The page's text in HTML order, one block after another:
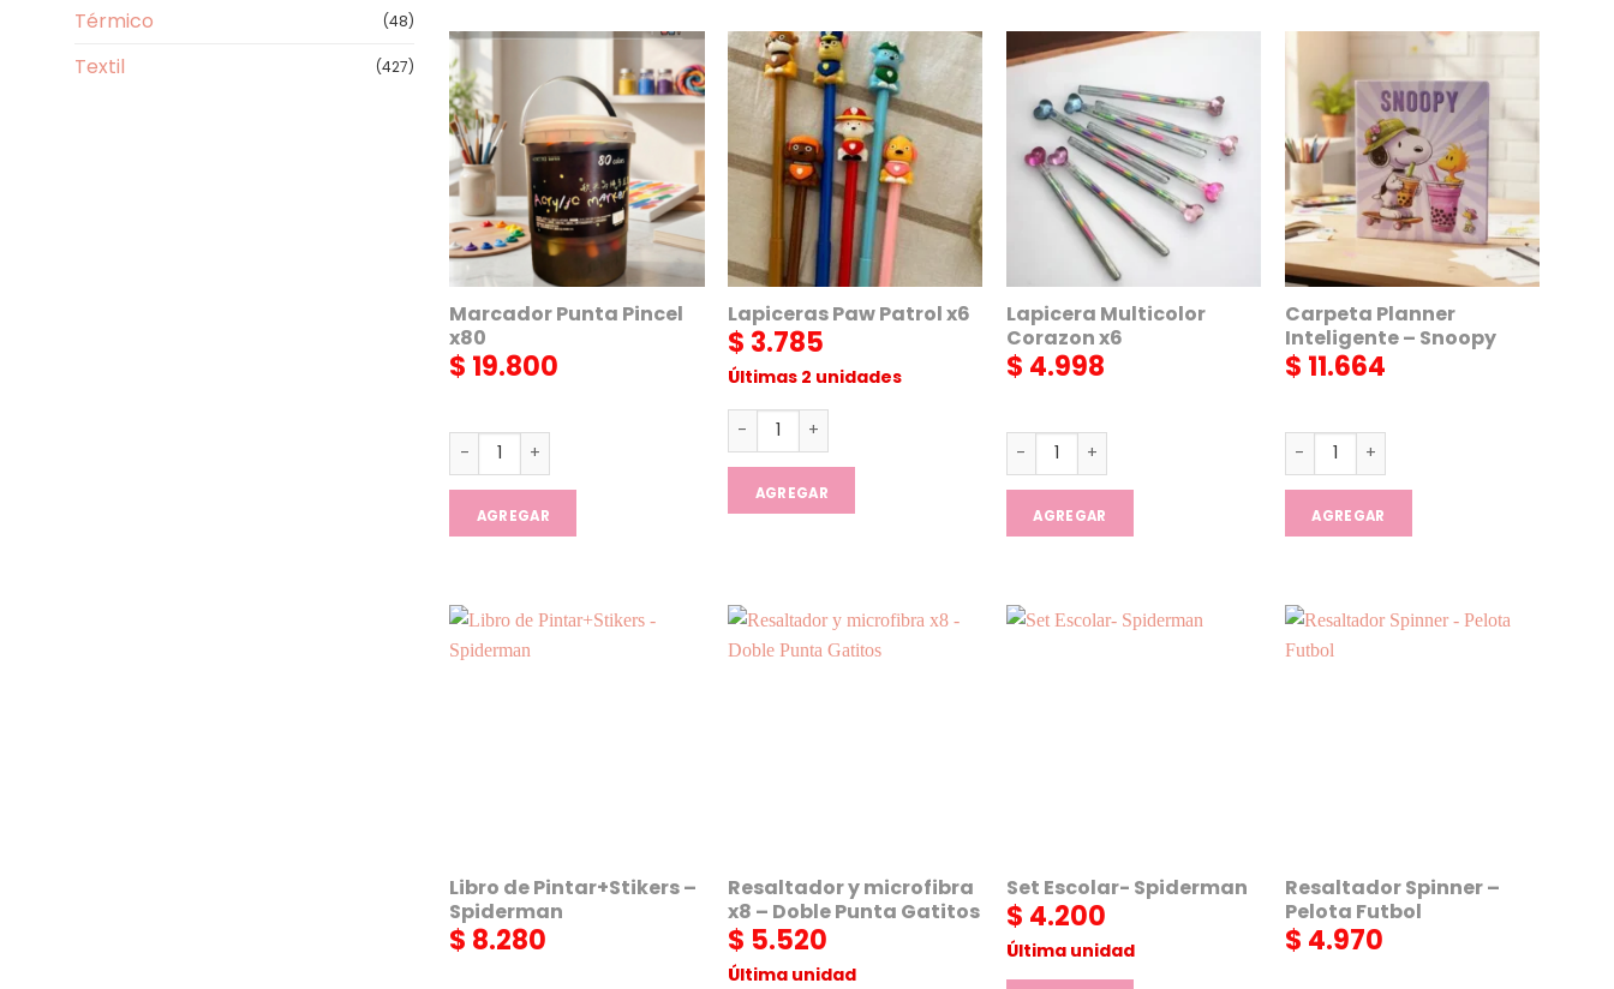
Térmico (48)
Textil (427)
Marcador Punta Pincel
x80
$ 19.800
Marcador Punta Pincel x80 cantidad
AGREGAR
Lapiceras Paw Patrol x6
$ 3.785
Últimas 2 unidades
Lapiceras Paw Patrol x6 cantidad
AGREGAR
Lapicera Multicolor
Corazon x6
$ 4.998
Lapicera Multicolor Corazon x6 cantidad
AGREGAR
Carpeta Planner
Inteligente – Snoopy
$ 11.664
Carpeta Planner Inteligente -
AGREGAR
Libro de Pintar+Stikers –
Spiderman
$ 8.280
Resaltador y microfibra
x8 – Doble Punta Gatitos
$ 5.520
Última unidad
Set Escolar- Spiderman
$ 4.200
Última unidad
Resaltador Spinner –
Pelota Futbol
$ 4.970